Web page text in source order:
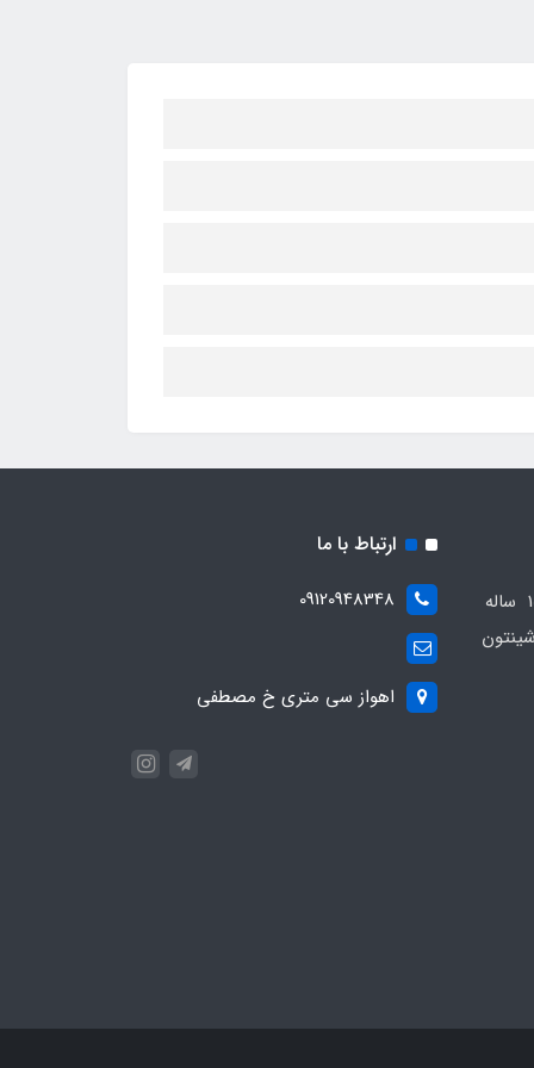
مجموعه مهدی اسپرت باسابقه 10 ساله
ارتباط با ما
09120948348
اهواز سی متری خ مصطفی